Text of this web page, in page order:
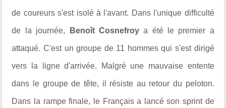
de coureurs s'est isolé à l'avant. Dans l'unique difficulté
de la journée, Benoît Cosnefroya été le premier a
attaqué. C'est un groupe de 11 hommes qui s'est dirigé
vers la ligne d'arrivée. Malgré une mauvaise entente
dans le groupe de tête, il résiste au retour du peloton.
Dans la rampe finale, le Français a lancé son sprint de